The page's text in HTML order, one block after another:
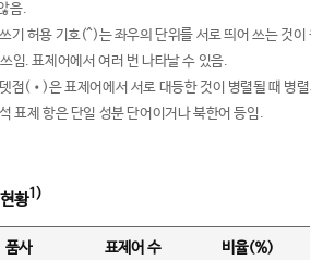
음.
기 허용 기호(^)는 좌우의 단위를 서로 띄어 쓰는 것이
임. 표제어에서 여러 번 나타날 수 있음.
점(•)은 표제어에서 서로 대등한 것이 병렬될 때 병
표제 항은 단일 성분 단어이거나 북한어 등임.
황1)
품사 표제어 수 비율(%)